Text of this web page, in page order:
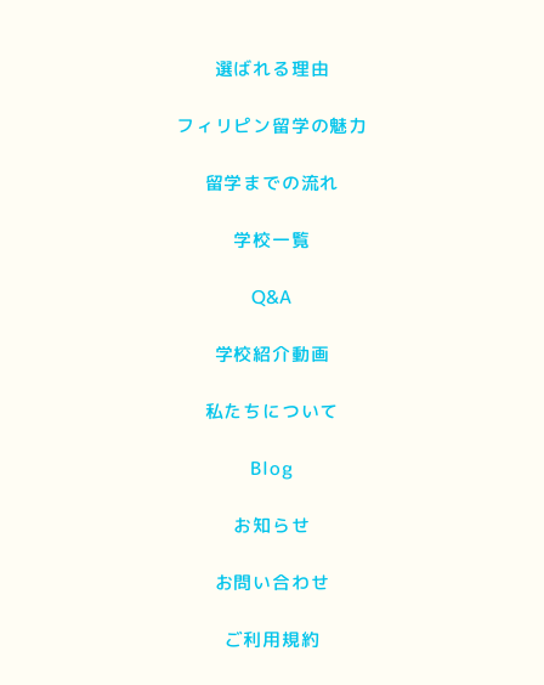
選ばれる理由
フィリピン留学の魅力
留学までの流れ
学校一覧
Q&A
学校紹介動画
私たちについて
Blog
お知らせ
お問い合わせ
ご利用規約